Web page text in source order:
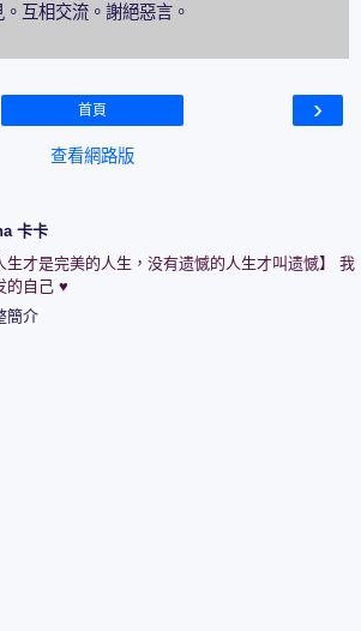
互相交流。謝絕惡言。
›
首頁
查看網路版
卡卡
生才是完美的人生，没有遗憾的人生才叫遗憾】 我
的自己 ♥
簡介